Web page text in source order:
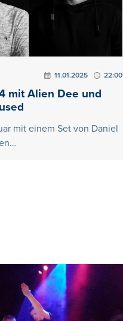
11.01.2025 22:00
mit Alien Dee und
mit einem Set von Daniel